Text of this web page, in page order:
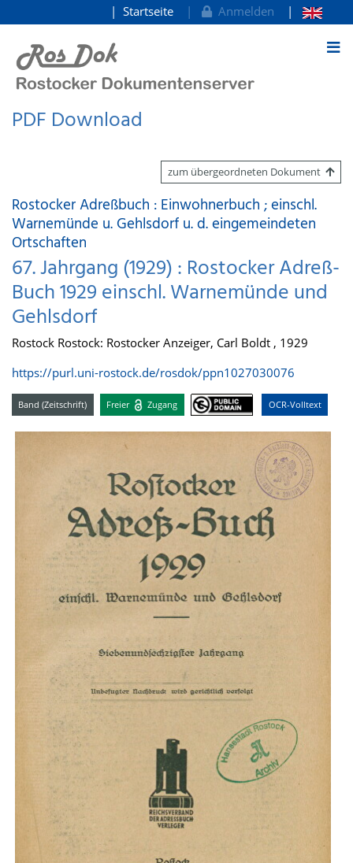
zum Inhalt
Startseite Anmelden
PDF Download
zum übergeordneten Dokument
Rostocker Adreßbuch : Einwohnerbuch ; einschl.
Warnemünde u. Gehlsdorf u. d. eingemeindeten
Ortschaften
67. Jahrgang (1929) : Rostocker Adreß-
Buch 1929 einschl. Warnemünde und
Gehlsdorf
Rostock Rostock: Rostocker Anzeiger, Carl Boldt , 1929
https://purl.uni-rostock.de/rosdok/ppn1027030076
Band (Zeitschrift) Freier Zugang OCR-Volltext